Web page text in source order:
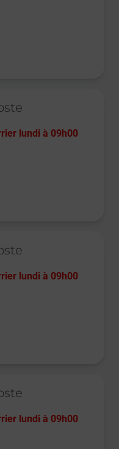
lundi à 09h00
lundi à 09h00
lundi à 09h00